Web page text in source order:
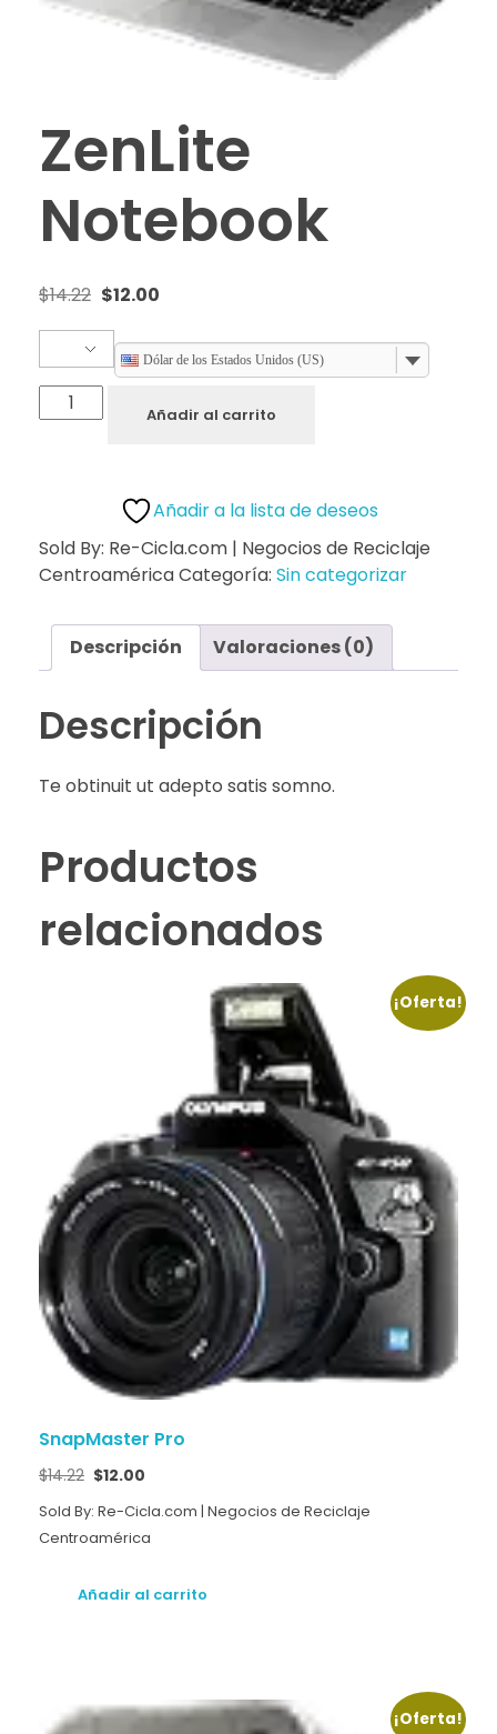
ZenLite
Notebook
$14.22 $12.00
Dólar de los Estados Unidos (US)
Añadir al carrito
Añadir a la lista de deseos
Sold By: Re-Cicla.com | Negocios de Reciclaje
CentroaméricaCategoría: Sin categorizar
Descripción Valoraciones (0)
Descripción
Te obtinuit ut adepto satis somno.
Productos
relacionados
¡Oferta!
SnapMaster Pro
$14.22 $12.00
Sold By: Re-Cicla.com | Negocios de Reciclaje
Centroamérica
Añadir al carrito
¡Oferta!